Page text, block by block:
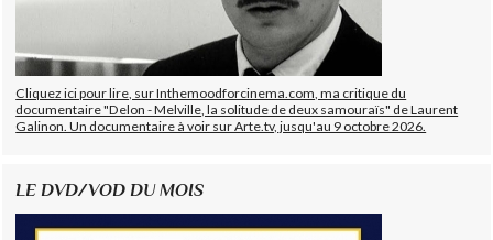
Cliquez ici pour lire, sur Inthemoodforcinema.com, ma critique du
documentaire "Delon - Melville, la solitude de deux samouraïs" de Laurent
Galinon. Un documentaire à voir sur Arte.tv, jusqu'au 9 octobre 2026.
LE DVD/VOD DU MOIS